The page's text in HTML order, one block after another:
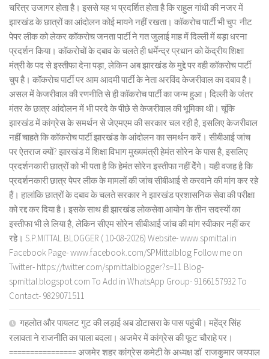
चरित्र उजागर होता है। इससे यह भ प्रदर्शित होता है कि राहुल गांधी की नजर में
झारखंड के छात्रों का आंदोलन कोई मायने नहीं रखता। कॉकरोच पार्टी भी चुप: नीट
पेपर लीक को लेकर कॉकरोच जनता पार्टी ने गत जुलाई माह में दिल्ली में बड़ा धरना
प्रदर्शन किया। कॉकरोचों के दबाव के चलते ही धर्मेन्द्र प्रधान को केंद्रीय शिक्षा
मंत्री के पद से इस्तीफा देना पड़ा, लेकिन अब झारखंड के मुद्दे पर वही कॉकरोच पार्टी
चुप है। कॉकरोच पार्टी पर आम आदमी पार्टी के नेता अरविंद केजरीवाल का दबाव है।
असल में केजरीवाल की रणनीति से ही कॉकरोच पार्टी का जन्म हुआ। दिल्ली के जंतर
मंतर के छात्र आंदोलन में भी परदे के पीछे से केजरीवाल की भूमिका थी। चूंकि
झारखंड में कांग्रेस के समर्थन से जेएमएम की सरकार चल रही है, इसलिए केजरीवाल
नहीं चाहते कि कॉकरोच पार्टी झारखंड के आंदोलन का समर्थन करें। सीबीआई जांच
पर ऐतराज क्यों? झारखंड में शिक्षा विभाग मुख्यमंत्री हेमंत सोरेन के पास है, इसलिए
प्रदर्शनकारी छात्रों को भी पता है कि हेमंत सोरेन इस्तीफा नहीं देेंगे। यही वजह है कि
प्रदर्शनकारी छात्र पेपर लीक के मामलों की जांच सीबीआई से करवाने की मांग कर रहे
हैं। हालांकि छात्रों के दबाव के चलते सरकार ने झारखंड प्रशासनिक सेवा की परीक्षा
को रद्द कर दिया है। इसके साथ ही झारखंड लोकसेवा आयोग के तीन सदस्यों का
इस्तीफा भी ले लिया है, लेकिन सीएम सोरेन सीबीआई जांच की मांग स्वीकार नहीं कर
रहे। S.P.MITTAL BLOGGER ( 10-08-2026) Website- www.spmittal.in
Facebook Page- www.facebook.com/SPMittalblog Follow me on
Twitter- https://twitter.com/spmittalblogger?s=11 Blog-
spmittal.blogspot.com To Add in WhatsApp Group- 9166157932 To
Contact- 9829071511
गहलोत और पायलट गुट की लड़ाई अब डोटासरा के पास पहुंची। महेंद्र सिंह
रलावता ने राजनीति का पाला बदला। अजमेर में कांग्रेस की फूट चौराहे पर।
================ अजमेर शहर कांग्रेस कमेटी के अध्यक्ष डॉ. राजकुमार जयपाल